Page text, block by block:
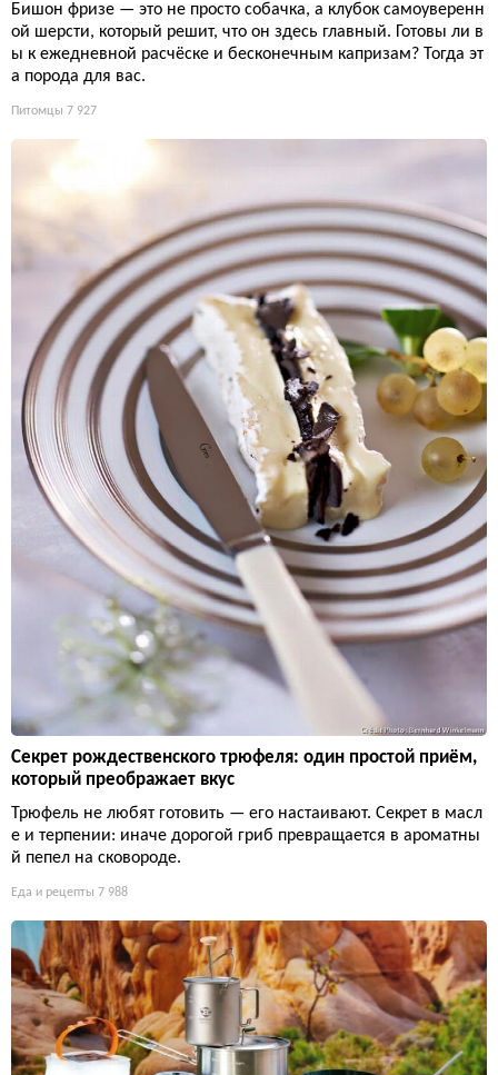
Бишон фризе — это не просто собачка, а клубок самоуверенн
ой шерсти, который решит, что он здесь главный. Готовы ли в
ы к ежедневной расчёске и бесконечным капризам? Тогда эт
а порода для вас.
Питомцы 7 927
Секрет рождественского трюфеля: один простой приём,
который преображает вкус
Трюфель не любят готовить — его настаивают. Секрет в масл
е и терпении: иначе дорогой гриб превращается в ароматны
й пепел на сковороде.
Еда и рецепты 7 988